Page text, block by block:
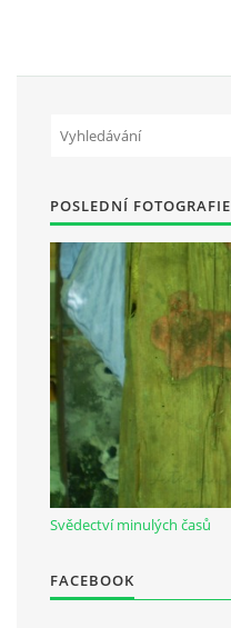
POSLEDNÍ FOTOGRAFIE
Svědectví minulých časů
FACEBOOK